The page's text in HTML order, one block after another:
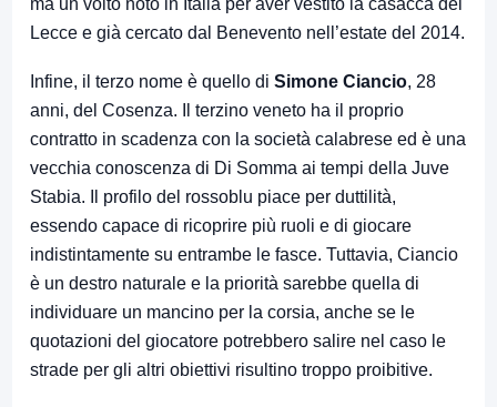
Lecce e già cercato dal Benevento nell’estate del 2014.
Infine, il terzo nome è quello di Simone Ciancio, 28
anni, del Cosenza. Il terzino veneto ha il proprio
contratto in scadenza con la società calabrese ed è una
vecchia conoscenza di Di Somma ai tempi della Juve
Stabia. Il profilo del rossoblu piace per duttilità,
essendo capace di ricoprire più ruoli e di giocare
indistintamente su entrambe le fasce. Tuttavia, Ciancio
è un destro naturale e la priorità sarebbe quella di
individuare un mancino per la corsia, anche se le
quotazioni del giocatore potrebbero salire nel caso le
strade per gli altri obiettivi risultino troppo proibitive.